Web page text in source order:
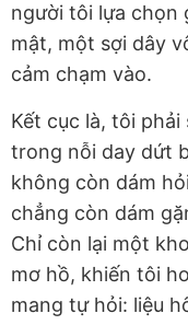
người tôi lựa chọn
mật, một sợi dây
cảm chạm vào.
Kết cục là, tôi phải
trong nỗi day dứt
không còn dám
chẳng còn dám
Chỉ còn lại một
mơ hồ, khiến tôi
mang tự hỏi: liệu